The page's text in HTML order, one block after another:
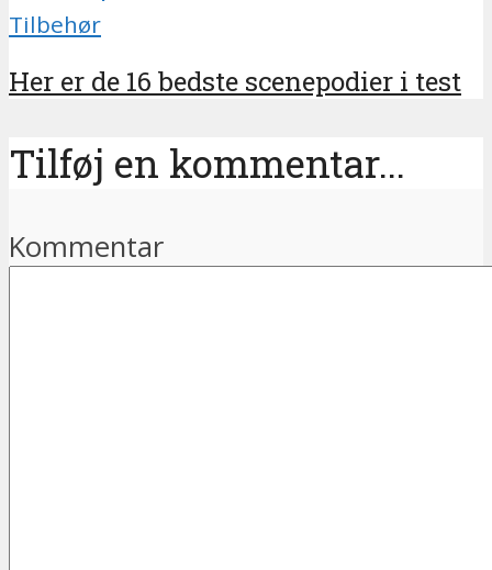
Tilbehør
Her er de 16 bedste scenepodier i test
Tilføj en kommentar...
Kommentar